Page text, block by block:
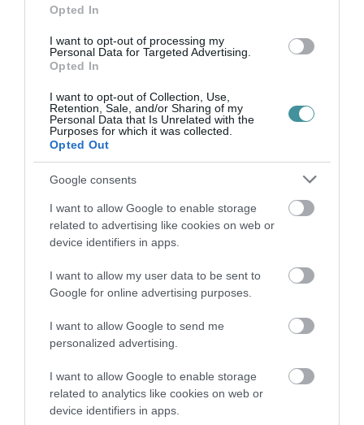
Opted In
I want to opt-out of processing my
Personal Data for Targeted Advertising.
Opted In
I want to opt-out of Collection, Use,
Retention, Sale, and/or Sharing of my
Personal Data that Is Unrelated with the
Purposes for which it was collected.
Opted Out
Google consents
I want to allow Google to enable storage
related to advertising like cookies on web or
device identifiers in apps.
I want to allow my user data to be sent to
Google for online advertising purposes.
I want to allow Google to send me
personalized advertising.
I want to allow Google to enable storage
related to analytics like cookies on web or
device identifiers in apps.
Ne maradjon le a legfrissebb hírekről, kövessen
bennünket az EGRI ÜGYEK Google Hírek oldalán!
VISSZA A FŐOLDALRA
Legfrissebb híreink
TANULJ NÉMETÜL OTTHONRÓL: A
DIGITÁLIS TANULÁS ELŐNYEI
2026. augusztus 07 Promóció